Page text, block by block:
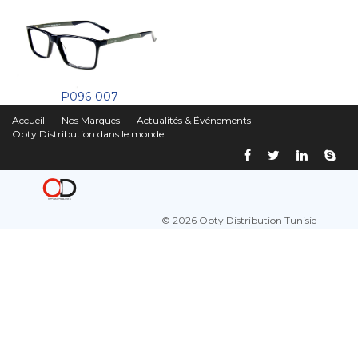
P096-007
Accueil Nos Marques
Actualités & Événements
Opty Distribution dans le monde
© 2026 Opty Distribution Tunisie